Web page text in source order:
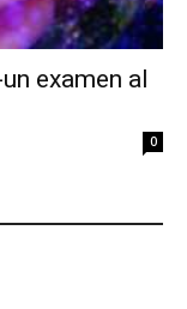
examen al
0